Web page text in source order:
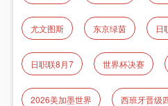
尤文图斯 东京绿茵 日
日职联8月7 世界杯决赛
2026美加墨世界 西班牙晋级